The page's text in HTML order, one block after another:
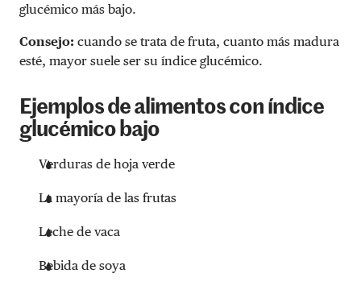
glucémico más bajo.
Consejo: cuando se trata de fruta, cuanto más madura
esté, mayor suele ser su índice glucémico.
Ejemplos de alimentos con índice
glucémico bajo
Verduras de hoja verde
La mayoría de las frutas
Leche de vaca
Bebida de soya